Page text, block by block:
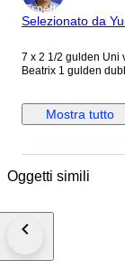
Esperto
Selezionato da
7 x 2 1/2 gulden Uni
Beatrix 1 gulden
Mostra tutto
Oggetti simili